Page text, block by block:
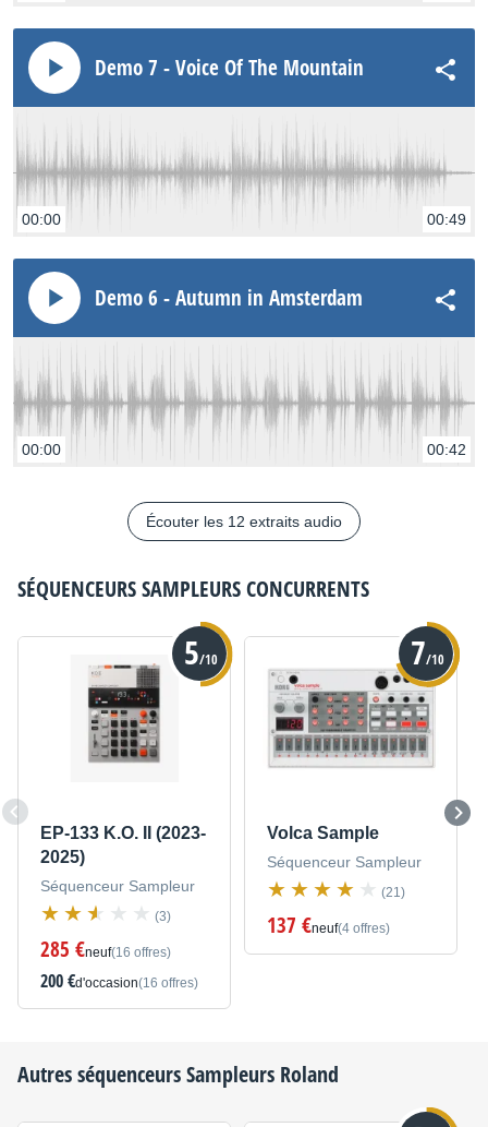
Demo 7 - Voice Of The Mountain
00:00 00:49
Demo 6 - Autumn in Amsterdam
00:00 00:42
Écouter les 12 extraits audio
SÉQUENCEURS SAMPLEURSCONCURRENTS
5/10
EP-133 K.O. II (2023-
2025)
Séquenceur Sampleur
(3)
285 €neuf(16 offres)
200 €d'occasion(16 offres)
7/10
Volca Sample
Séquenceur Sampleur
(21)
137 €neuf(4 offres)
Autres séquenceurs Sampleurs Roland